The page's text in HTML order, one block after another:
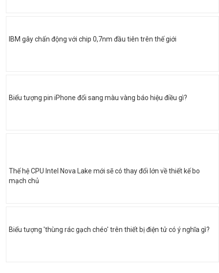
IBM gây chấn động với chip 0,7nm đầu tiên trên thế giới
Biểu tượng pin iPhone đổi sang màu vàng báo hiệu điều gì?
Thế hệ CPU Intel Nova Lake mới sẽ có thay đổi lớn về thiết kế bo
mạch chủ
Biểu tượng 'thùng rác gạch chéo' trên thiết bị điện tử có ý nghĩa gì?